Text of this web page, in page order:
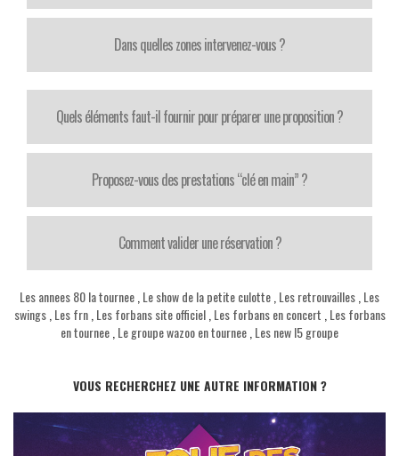
Dans quelles zones intervenez-vous ?
Quels éléments faut-il fournir pour préparer une proposition ?
Proposez-vous des prestations “clé en main” ?
Comment valider une réservation ?
Les annees 80 la tournee Le show de la petite culotte Les retrouvailles Les
swings, Les frn, Les forbans site officiel, Les forbans en concert Les forbans
en tournee Le groupe wazoo en tournee Les new l5 groupe
VOUS RECHERCHEZ UNE AUTRE INFORMATION ?